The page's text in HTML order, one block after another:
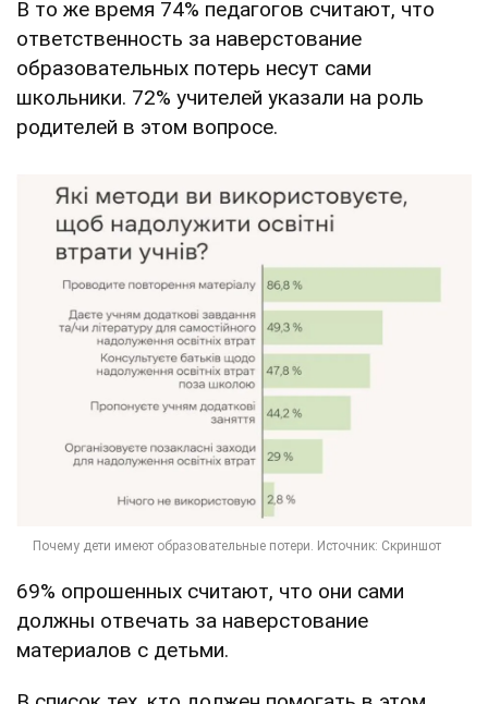
В то же время 74% педагогов считают, что
ответственность за наверстование
образовательных потерь несут сами
школьники. 72% учителей указали на роль
родителей в этом вопросе.
69% опрошенных считают, что они сами
должны отвечать за наверстование
материалов с детьми.